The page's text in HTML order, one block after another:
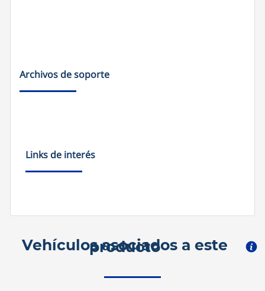
Archivos de soporte
Links de interés
Vehículos asociados a este
producto